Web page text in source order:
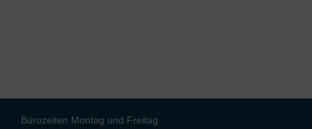
Bürozeiten Montag und Freitag